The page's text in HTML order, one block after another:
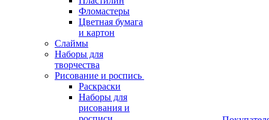
Фломастеры
Цветная бумага
и картон
Слаймы
Наборы для
творчества
Рисование и роспись
Раскраски
Наборы для
рисования и